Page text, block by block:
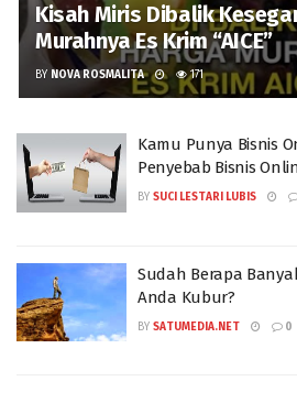
Kisah Miris Dibalik
Murahnya Es Krim “AICE”
BY NOVA ROSMALITA 171
Kamu Punya Bisnis
Penyebab Bisnis
BY SUCI LESTARI LUBIS
Sudah Berapa
Anda Kubur?
BY SATUMEDIA.NET 0